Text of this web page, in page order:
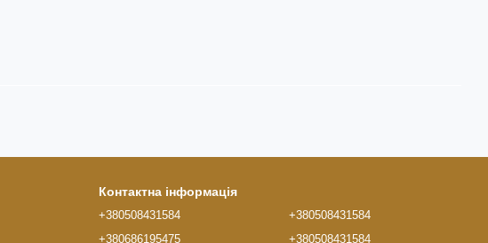
Контактна інформація
+380508431584
+380686195475
+380508431584
+380508431584